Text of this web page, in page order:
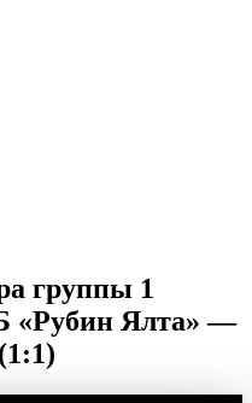
группы 1
«Рубин Ялта» —